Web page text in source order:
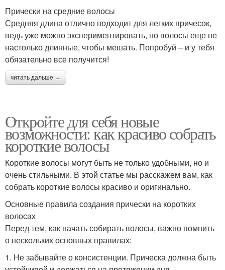
Прически на средние волосы
Средняя длина отлично подходит для легких причесок,
ведь уже можно экспериментировать, но волосы еще не
настолько длинные, чтобы мешать. Попробуй – и у тебя
обязательно все получится!
читать дальше →
Откройте для себя новые
возможности: как красиво собрать
короткие волосы
Короткие волосы могут быть не только удобными, но и
очень стильными. В этой статье мы расскажем вам, как
собрать короткие волосы красиво и оригинально.
Основные правила создания прически на коротких
волосах
Перед тем, как начать собирать волосы, важно помнить
о нескольких основных правилах:
1. Не забывайте о консистенции. Прическа должна быть